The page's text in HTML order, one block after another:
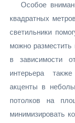
Особое
квадратных
светильники
можно
в зависимости
интерьера
акценты в
потолков на
минимизировать